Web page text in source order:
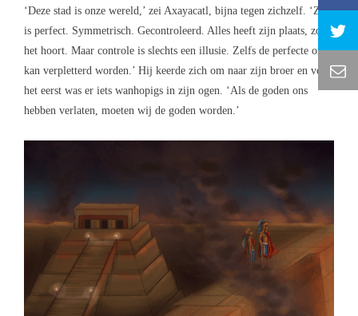
‘Deze stad is onze wereld,’ zei Axayacatl, bijna tegen zichzelf. ‘Ze
is perfect. Symmetrisch. Gecontroleerd. Alles heeft zijn plaats, zoals
het hoort. Maar controle is slechts een illusie. Zelfs de perfecte orde
kan verpletterd worden.’ Hij keerde zich om naar zijn broer en voor
het eerst was er iets wanhopigs in zijn ogen. ‘Als de goden ons
hebben verlaten, moeten wij de goden worden.’